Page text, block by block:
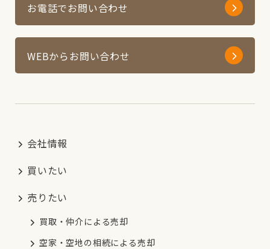
お電話でお問い合わせ
WEBからお問い合わせ
会社情報
買いたい
売りたい
買取・仲介による売却
空家・空地の相続による売却